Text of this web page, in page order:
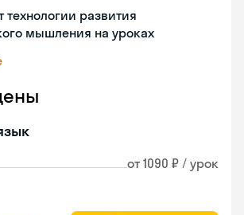
технологии развития
мышления на уроках
от 1090 ₽ / урок